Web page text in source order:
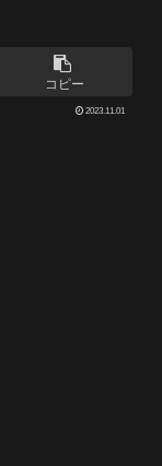
コピー
2023.11.01